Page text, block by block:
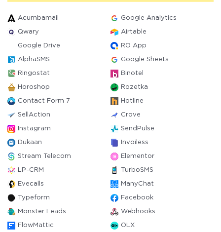
Acumbamail Google Analytics
Qwary Airtable
Google Drive RO App
AlphaSMS Google Sheets
Ringostat Binotel
Horoshop Rozetka
Contact Form 7 Hotline
SellAction Crove
Instagram SendPulse
Dukaan Invoiless
Stream Telecom Elementor
LP-CRM TurboSMS
Evecalls ManyChat
Typeform Facebook
Monster Leads Webhooks
FlowMattic OLX